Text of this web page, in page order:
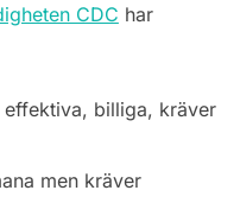
CDC har
billiga, kräver
men kräver